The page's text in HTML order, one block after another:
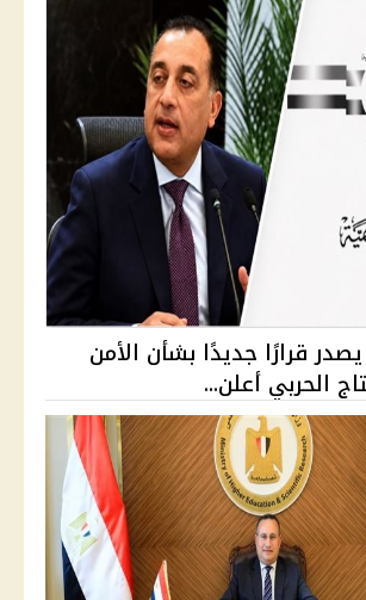
قرارًا جديدًا بشأن الأمن
الحربي أعلن...